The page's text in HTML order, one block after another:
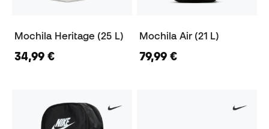
Mochila Heritage (25 L)
34,99 €
Mochila Air (21 L)
79,99 €